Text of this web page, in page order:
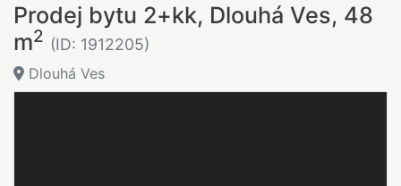
Prodej bytu 2+kk, Dlouhá Ves, 48
m2 (ID: 1912205)
Dlouhá Ves